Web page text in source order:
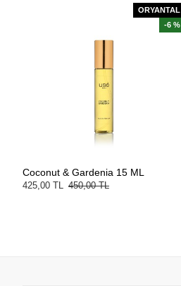
ORYANTAL
-6 %
Coconut & Gardenia 15 ML
425,00 TL 450,00 TL